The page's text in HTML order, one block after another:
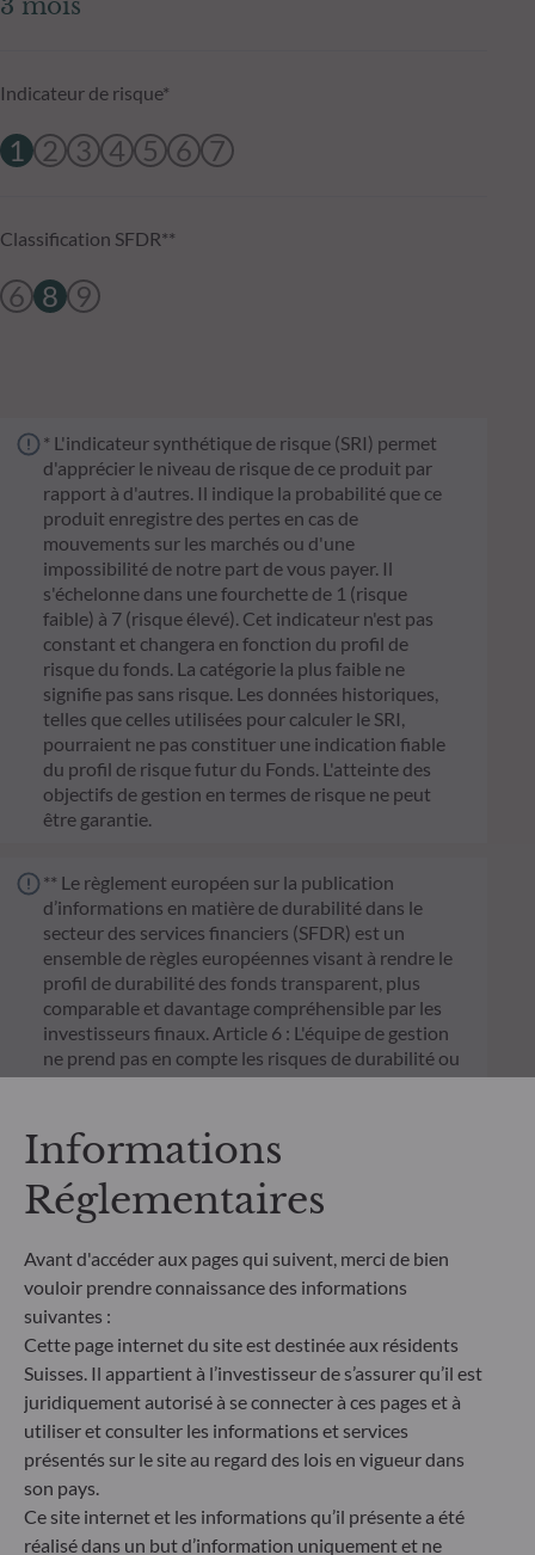
3 mois
Indicateur de risque*
1 2 3 4 5 6 7
Classification SFDR**
6 8 9
* L'indicateur synthétique de risque (SRI) permet
d'apprécier le niveau de risque de ce produit par
rapport à d'autres. Il indique la probabilité que ce
produit enregistre des pertes en cas de
mouvements sur les marchés ou d'une
impossibilité de notre part de vous payer. Il
s'échelonne dans une fourchette de 1 (risque
faible) à 7 (risque élevé). Cet indicateur n'est pas
constant et changera en fonction du profil de
risque du fonds. La catégorie la plus faible ne
signifie pas sans risque. Les données historiques,
telles que celles utilisées pour calculer le SRI,
pourraient ne pas constituer une indication fiable
du profil de risque futur du Fonds. L'atteinte des
objectifs de gestion en termes de risque ne peut
être garantie.
** Le règlement européen sur la publication
d’informations en matière de durabilité dans le
secteur des services financiers (SFDR) est un
ensemble de règles européennes visant à rendre le
profil de durabilité des fonds transparent, plus
comparable et davantage compréhensible par les
investisseurs finaux. Article 6 : L'équipe de gestion
ne prend pas en compte les risques de durabilité ou
les effets négatifs des décisions d'investissement
décision d'investissement. Article 8 : L'équipe de
gestion traite les risques de durabilité en intégrant
des critères ESG (Environnement et/ou Social et/ou
Gouvernance) dans son processus de décision
un objectif d'investissement durable strict qui
contribue de manière significative aux défis de la
transition écologique, et traite les risques de
durabilité par le biais de notations fournies par le
fournisseur externe de données ESG de la société
de gestion
Informations
Réglementaires
Avant d'accéder aux pages qui suivent, merci de bien
vouloir prendre connaissance des informations
suivantes :
Cette page internet du site est destinée aux résidents
Suisses. Il appartient à l’investisseur de s’assurer qu’il est
juridiquement autorisé à se connecter à ces pages et à
utiliser et consulter les informations et services
présentés sur le site au regard des lois en vigueur dans
son pays.
Ce site internet et les informations qu’il présente a été
réalisé dans un but d’information uniquement et ne